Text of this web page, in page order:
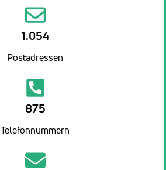
1.054
Postadressen
875
Telefonnummern